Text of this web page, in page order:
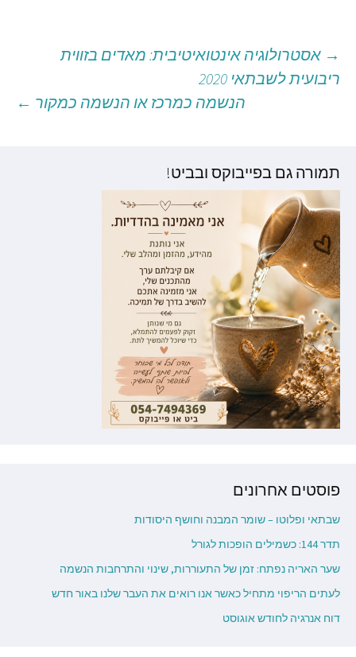
ניווט
פוסטים
→ אסטרולוגיה אינטואיטיבית: מאדים בזווית
ריבועית לשבתאי 2020
הנשמה כמרכז או הנשמה כמקור ←
תמורה גם בפייבוקס ובביט!
פוסטים אחרונים
שבתאי ופלוטו – שומר המבנה וחושף היסודות
תדר 144: כשמילים הופכות לגורל
שער האריה נפתח: זמן של התעוררות, שינוי והתרחבות הנשמה
לעתים הריפוי מתחיל כאשר אנו רואים את העבר שלנו באור חדש
דוח אנרגיה לחודש אוגוסט